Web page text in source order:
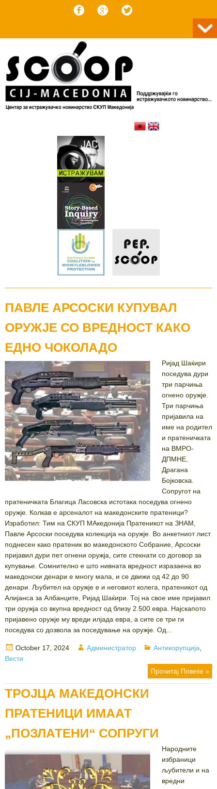
ПАВЛЕ АРСОСКИ КУПУВАЛ
ОРУЖЈЕ СО ВРЕДНОСТ КАКО
ЕДНО ЧОКОЛАДО
Ријад Шаќири
поседува дури
три парчиња
огнено оружје.
Три парчиња
пријавила на
име на родител
и пратеничката
на ВМРО-
ДПМНЕ,
Драгана
Бојковска.
Сопругот на
пратеничката Благица Ласовска истотака поседува огнено
оружје. Колкав е арсеналот на македонските пратеници?
Изработил: Тим на СКУП МАкедонија Пратеникот на ЗНАМ,
Павле Арсоски поседува колекција на оружје. Во анкетниот лист
поднесен како пратеник во македонското Собрание, Арсоски
пријавил дури пет огнени оружја, сите стекнати со договор за
купување. Сомнително е што нивната вредност изразаена во
македонски денари е многу мала, и се движи од 42 до 90
денари. Љубител на оружје е и неговиот колега, пратеникот од
Алијанса за Албанците, Ријад Шаќири. Тој на свое име пријавил
три оружја со вкупна вредност од близу 2.500 евра. Најскапото
пријавено оружје му вреди илјада евра, а сите се три ги
поседува со дозвола за поседување на оружје. Од...
Posted
on
October 17, 2024 Author
Администратор Categories
Антикорупција
Вести
Прочитај Повеќе »
ТРОЈЦА МАКЕДОНСКИ
ПРАТЕНИЦИ ИМААТ
„ПОЗЛАТЕНИ“ СОПРУГИ
Народните
избраници
љубители и на
вредни